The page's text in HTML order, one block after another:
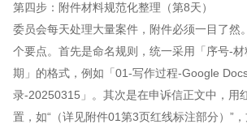
第四步：附件材料规范化整理（第8天）
委员会每天处理大量案件，附件必须一目了然
个要点。首先是命名规则，统一采用「序号-
期」的格式，例如「01-写作过程-Google
录-20250315」。其次是在申诉信正文中，用
置，如“（详见附件01第3页红线标注部分）”